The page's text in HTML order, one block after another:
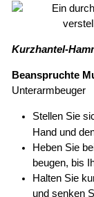
Kurzhantel-
Beanspruchte
Unterarmbeuger
Stellen Sie
Hand und
Heben Sie
beugen, bis
Halten Sie
und senken